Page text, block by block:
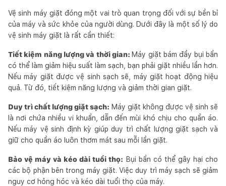
Vệ sinh máy giặt đóng một vai trò quan trọng đối với sự bền bỉ
của máy và sức khỏe của người dùng. Dưới đây là một số lý do
vệ sinh máy giặt là rất cần thiết:
Tiết kiệm năng lượng và thời gian: Máy giặt bám đầy bụi bẩn
có thể làm giảm hiệu suất làm sạch, bạn phải giặt nhiều lần hơn.
Nếu máy giặt được vệ sinh sạch sẽ, máy giặt hoạt động hiệu
quả. Từ đó, tiết kiệm năng lượng và giảm thời gian giặt.
Duy trì chất lượng giặt sạch: Máy giặt không được vệ sinh sẽ
là nơi chứa nhiều vi khuẩn, dẫn đến mùi khó chịu cho quần áo.
Nếu máy vệ sinh định kỳ giúp duy trì chất lượng giặt sạch và
giữ cho quần áo luôn thơm mát sau mỗi lần giặt.
Bảo vệ máy và kéo dài tuổi thọ: Bụi bẩn có thể gây hại cho
các bộ phận bên trong máy giặt. Việc duy trì máy sạch sẽ giảm
nguy cơ hỏng hóc và kéo dài tuổi thọ của máy.